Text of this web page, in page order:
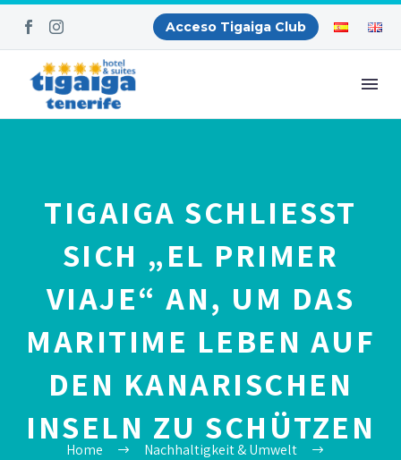
Acceso Tigaiga Club
TIGAIGA SCHLIESST S
ICH „EL PRIMER V
IAJE“ AN, UM DAS M
ARITIME LEBEN AUF D
EN KANARISCHEN I
NSELN ZU SCHÜTZEN
Home
Nachhaltigkeit & Umwelt